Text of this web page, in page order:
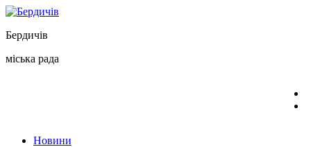
Перейти
вмісту
Бердичів
міська рада
Новини